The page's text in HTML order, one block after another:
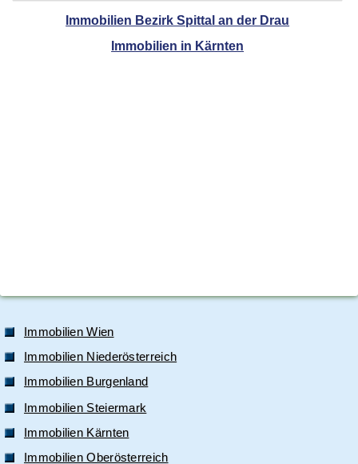
Immobilien Bezirk Spittal an der Drau
Immobilien in Kärnten
Immobilien Wien
Immobilien Niederösterreich
Immobilien Burgenland
Immobilien Steiermark
Immobilien Kärnten
Immobilien Oberösterreich